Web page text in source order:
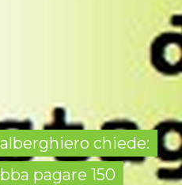
chiede:
pagare 150